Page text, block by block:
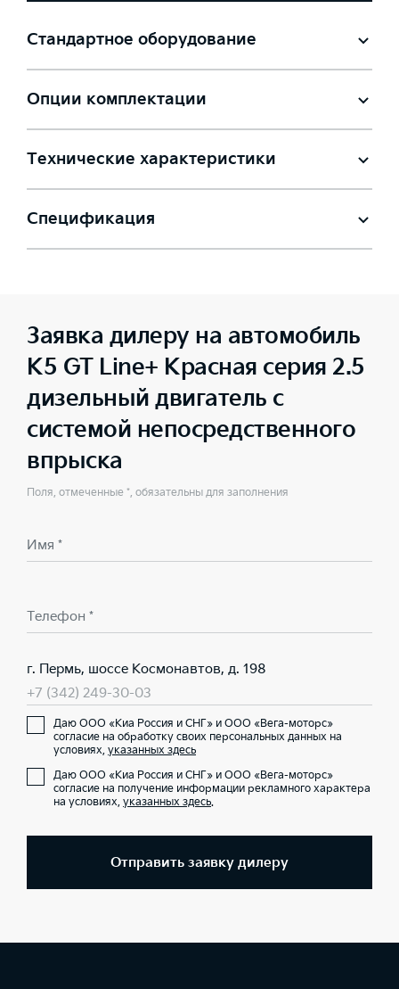
Стандартное оборудование
Опции комплектации
Технические характеристики
Спецификация
Заявка дилеру на автомобиль
K5 GT Line+ Красная серия 2.5
дизельный двигатель с
системой непосредственного
впрыска
Поля, отмеченные *, обязательны для заполнения
Имя *
Телефон *
г. Пермь, шоссе Космонавтов, д. 198
+7 (342) 249-30-03
Даю ООО «Киа Россия и СНГ» и ООО «Вега-моторс»
согласие на обработку своих персональных данных на
условиях, указанных здесь
Даю ООО «Киа Россия и СНГ» и ООО «Вега-моторс»
согласие на получение информации рекламного характера
на условиях, указанных здесь.
Отправить заявку дилеру